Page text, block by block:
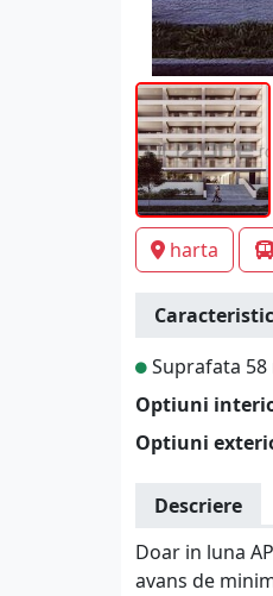
harta
Suprafata 58
Optiuni
Optiuni
Descriere
Doar in luna
avans de